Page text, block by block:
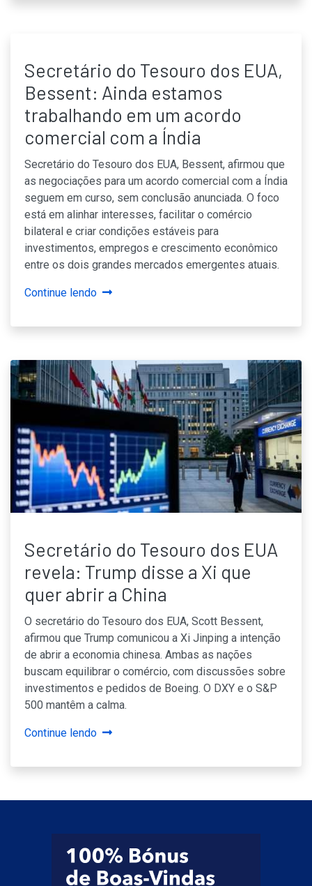
Secretário do Tesouro dos EUA,
Bessent: Ainda estamos
trabalhando em um acordo
comercial com a Índia
Secretário do Tesouro dos EUA, Bessent, afirmou que
as negociações para um acordo comercial com a Índia
seguem em curso, sem conclusão anunciada. O foco
está em alinhar interesses, facilitar o comércio
bilateral e criar condições estáveis para
investimentos, empregos e crescimento econômico
entre os dois grandes mercados emergentes atuais.
Continue lendo
Secretário do Tesouro dos EUA
revela: Trump disse a Xi que
quer abrir a China
O secretário do Tesouro dos EUA, Scott Bessent,
afirmou que Trump comunicou a Xi Jinping a intenção
de abrir a economia chinesa. Ambas as nações
buscam equilibrar o comércio, com discussões sobre
investimentos e pedidos de Boeing. O DXY e o S&P
500 mantêm a calma.
Continue lendo